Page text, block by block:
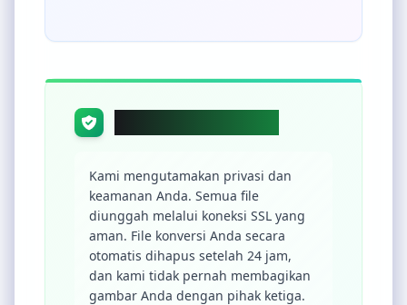
Kami mengutamakan privasi dan
keamanan Anda. Semua file
diunggah melalui koneksi SSL yang
aman. File konversi Anda secara
otomatis dihapus setelah 24 jam,
dan kami tidak pernah membagikan
gambar Anda dengan pihak ketiga.